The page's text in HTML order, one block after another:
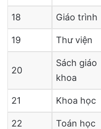
18 Giáo trình
19 Thư viện
20
Sách giáo
khoa
21 Khoa học
22 Toán học